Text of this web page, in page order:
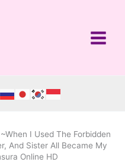
I Used The Forbidden
And Sister All Became My
Online HD